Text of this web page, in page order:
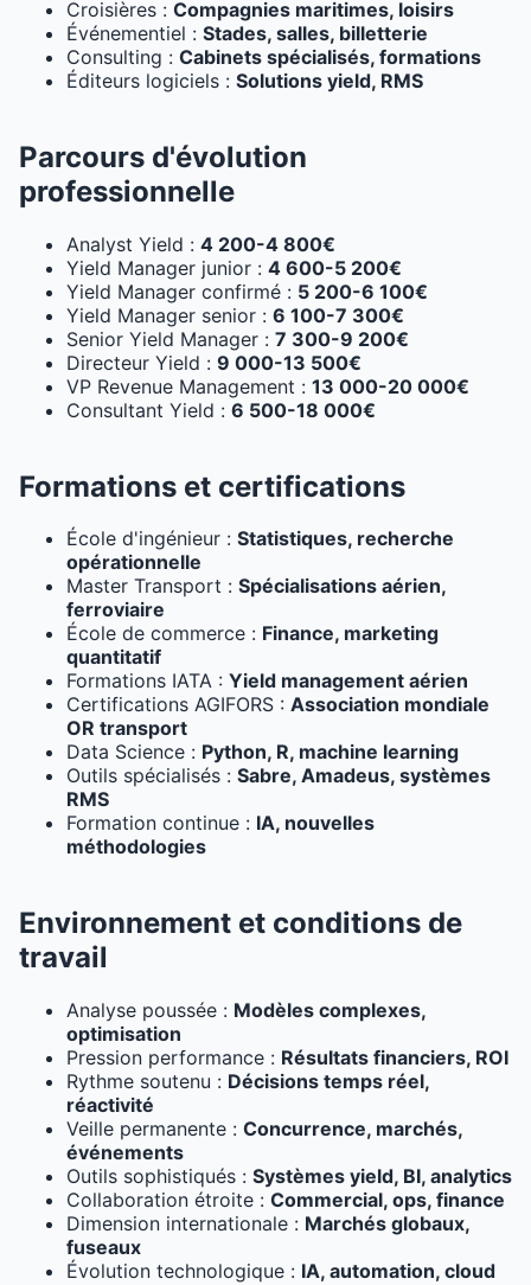
Croisières : Compagnies maritimes, loisirs
Événementiel : Stades, salles, billetterie
Consulting : Cabinets spécialisés, formations
Éditeurs logiciels : Solutions yield, RMS
Parcours d'évolution
professionnelle
Analyst Yield : 4 200-4 800€
Yield Manager junior : 4 600-5 200€
Yield Manager confirmé : 5 200-6 100€
Yield Manager senior : 6 100-7 300€
Senior Yield Manager : 7 300-9 200€
Directeur Yield : 9 000-13 500€
VP Revenue Management : 13 000-20 000€
Consultant Yield : 6 500-18 000€
Formations et certifications
École d'ingénieur : Statistiques, recherche
opérationnelle
Master Transport : Spécialisations aérien,
ferroviaire
École de commerce : Finance, marketing
quantitatif
Formations IATA : Yield management aérien
Certifications AGIFORS : Association mondiale
OR transport
Data Science : Python, R, machine learning
Outils spécialisés : Sabre, Amadeus, systèmes
RMS
Formation continue : IA, nouvelles
méthodologies
Environnement et conditions de
travail
Analyse poussée : Modèles complexes,
optimisation
Pression performance : Résultats financiers, ROI
Rythme soutenu : Décisions temps réel,
réactivité
Veille permanente : Concurrence, marchés,
événements
Outils sophistiqués : Systèmes yield, BI, analytics
Collaboration étroite : Commercial, ops, finance
Dimension internationale : Marchés globaux,
fuseaux
Évolution technologique : IA, automation, cloud